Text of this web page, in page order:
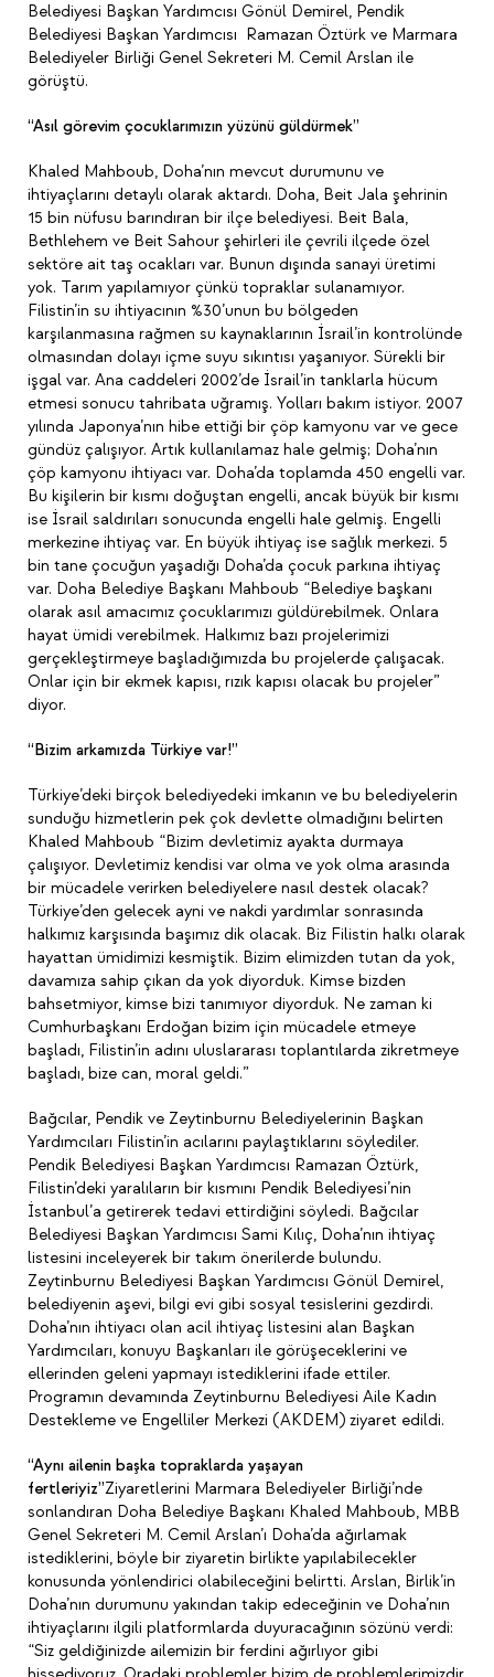
Belediyesi Başkan Yardımcısı Gönül Demirel, Pendik
Belediyesi Başkan Yardımcısı Ramazan Öztürk ve Marmara
Belediyeler Birliği Genel Sekreteri M. Cemil Arslan ile
görüştü.
“Asıl görevim çocuklarımızın yüzünü güldürmek”
Khaled Mahboub, Doha’nın mevcut durumunu ve
ihtiyaçlarını detaylı olarak aktardı. Doha, Beit Jala şehrinin
15 bin nüfusu barındıran bir ilçe belediyesi. Beit Bala,
Bethlehem ve Beit Sahour şehirleri ile çevrili ilçede özel
sektöre ait taş ocakları var. Bunun dışında sanayi üretimi
yok. Tarım yapılamıyor çünkü topraklar sulanamıyor.
Filistin’in su ihtiyacının %30’unun bu bölgeden
karşılanmasına rağmen su kaynaklarının İsrail’in kontrolünde
olmasından dolayı içme suyu sıkıntısı yaşanıyor. Sürekli bir
işgal var. Ana caddeleri 2002’de İsrail’in tanklarla hücum
etmesi sonucu tahribata uğramış. Yolları bakım istiyor. 2007
yılında Japonya’nın hibe ettiği bir çöp kamyonu var ve gece
gündüz çalışıyor. Artık kullanılamaz hale gelmiş; Doha’nın
çöp kamyonu ihtiyacı var. Doha’da toplamda 450 engelli var.
Bu kişilerin bir kısmı doğuştan engelli, ancak büyük bir kısmı
ise İsrail saldırıları sonucunda engelli hale gelmiş. Engelli
merkezine ihtiyaç var. En büyük ihtiyaç ise sağlık merkezi. 5
bin tane çocuğun yaşadığı Doha’da çocuk parkına ihtiyaç
var. Doha Belediye Başkanı Mahboub “Belediye başkanı
olarak asıl amacımız çocuklarımızı güldürebilmek. Onlara
hayat ümidi verebilmek. Halkımız bazı projelerimizi
gerçekleştirmeye başladığımızda bu projelerde çalışacak.
Onlar için bir ekmek kapısı, rızık kapısı olacak bu projeler”
diyor.
“Bizim arkamızda Türkiye var!”
Türkiye’deki birçok belediyedeki imkanın ve bu belediyelerin
sunduğu hizmetlerin pek çok devlette olmadığını belirten
Khaled Mahboub “Bizim devletimiz ayakta durmaya
çalışıyor. Devletimiz kendisi var olma ve yok olma arasında
bir mücadele verirken belediyelere nasıl destek olacak?
Türkiye’den gelecek ayni ve nakdi yardımlar sonrasında
halkımız karşısında başımız dik olacak. Biz Filistin halkı olarak
hayattan ümidimizi kesmiştik. Bizim elimizden tutan da yok,
davamıza sahip çıkan da yok diyorduk. Kimse bizden
bahsetmiyor, kimse bizi tanımıyor diyorduk. Ne zaman ki
Cumhurbaşkanı Erdoğan bizim için mücadele etmeye
başladı, Filistin’in adını uluslararası toplantılarda zikretmeye
başladı, bize can, moral geldi.”
Bağcılar, Pendik ve Zeytinburnu Belediyelerinin Başkan
Yardımcıları Filistin’in acılarını paylaştıklarını söylediler.
Pendik Belediyesi Başkan Yardımcısı Ramazan Öztürk,
Filistin’deki yaralıların bir kısmını Pendik Belediyesi’nin
İstanbul’a getirerek tedavi ettirdiğini söyledi. Bağcılar
Belediyesi Başkan Yardımcısı Sami Kılıç, Doha’nın ihtiyaç
listesini inceleyerek bir takım önerilerde bulundu.
Zeytinburnu Belediyesi Başkan Yardımcısı Gönül Demirel,
belediyenin aşevi, bilgi evi gibi sosyal tesislerini gezdirdi.
Doha’nın ihtiyacı olan acil ihtiyaç listesini alan Başkan
Yardımcıları, konuyu Başkanları ile görüşeceklerini ve
ellerinden geleni yapmayı istediklerini ifade ettiler.
Programın devamında Zeytinburnu Belediyesi Aile Kadın
Destekleme ve Engelliler Merkezi (AKDEM) ziyaret edildi.
“Aynı ailenin başka topraklarda yaşayan
fertleriyiz”Ziyaretlerini Marmara Belediyeler Birliği’nde
sonlandıran Doha Belediye Başkanı Khaled Mahboub, MBB
Genel Sekreteri M. Cemil Arslan’ı Doha’da ağırlamak
istediklerini, böyle bir ziyaretin birlikte yapılabilecekler
konusunda yönlendirici olabileceğini belirtti. Arslan, Birlik’in
Doha’nın durumunu yakından takip edeceğinin ve Doha’nın
ihtiyaçlarını ilgili platformlarda duyuracağının sözünü verdi:
“Siz geldiğinizde ailemizin bir ferdini ağırlıyor gibi